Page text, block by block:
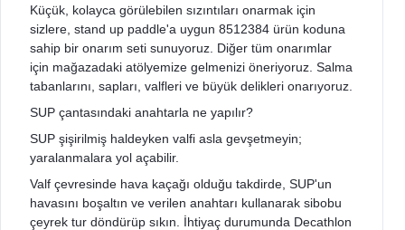
Küçük, kolayca görülebilen sızıntıları onarmak için
sizlere, stand up paddle'a uygun 8512384 ürün koduna
sahip bir onarım seti sunuyoruz. Diğer tüm onarımlar
için mağazadaki atölyemize gelmenizi öneriyoruz. Salma
tabanlarını, sapları, valfleri ve büyük delikleri onarıyoruz.
SUP çantasındaki anahtarla ne yapılır?
SUP şişirilmiş haldeyken valfi asla gevşetmeyin;
yaralanmalara yol açabilir.
Valf çevresinde hava kaçağı olduğu takdirde, SUP'un
havasını boşaltın ve verilen anahtarı kullanarak sibobu
çeyrek tur döndürüp sıkın. İhtiyaç durumunda Decathlon